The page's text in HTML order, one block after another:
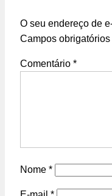
O seu endereço de
Campos
Comentário *
Nome *